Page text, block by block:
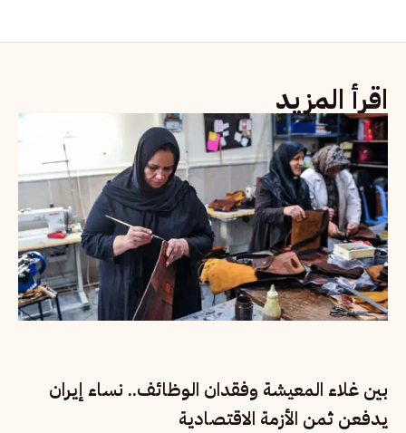
اقرأ المزيد
بين غلاء المعيشة وفقدان الوظائف.. نساء إيران
يدفعن ثمن الأزمة الاقتصادية